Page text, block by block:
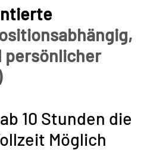
persönlicher
ab 10 Stunden die
Möglich